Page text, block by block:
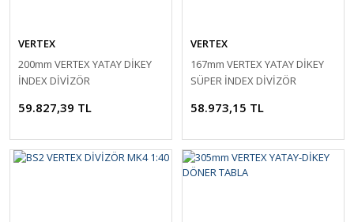
VERTEX
200mm VERTEX YATAY DİKEY
İNDEX DİVİZÖR
59.827,39 TL
VERTEX
167mm VERTEX YATAY DİKEY
SÜPER İNDEX DİVİZÖR
58.973,15 TL